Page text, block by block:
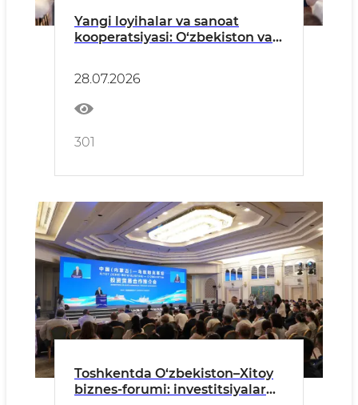
Yangi loyihalar va sanoat
kooperatsiyasi: O‘zbekiston vа
28.07.2026
301
Toshkentda O‘zbekiston–Xitoy
biznes-forumi: investitsiyalar